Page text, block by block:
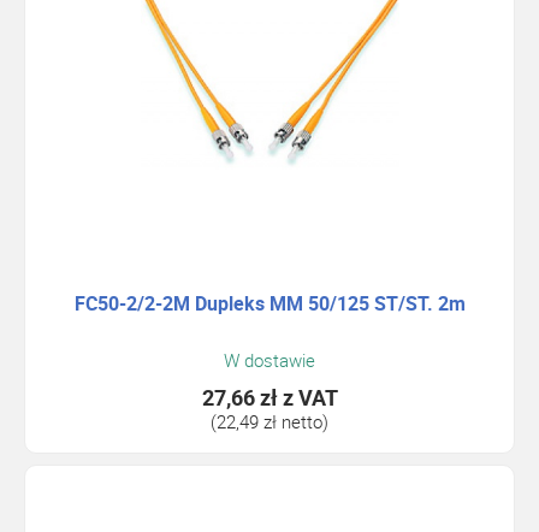
FC50-2/2-2M Dupleks MM 50/125 ST/ST. 2m
W dostawie
27,66 złz VAT
(22,49 zł netto)